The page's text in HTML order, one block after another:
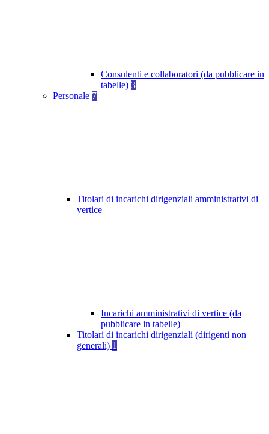
Consulenti e collaboratori (da pubblicare in
tabelle) 3
Personale 7
Titolari di incarichi dirigenziali amministrativi di
vertice
Incarichi amministrativi di vertice (da
pubblicare in tabelle)
Titolari di incarichi dirigenziali (dirigenti non
generali) 1